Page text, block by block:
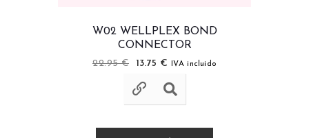
W02 WELLPLEX BOND
CONNECTOR
22.95€ 13.75 € IVA incluido